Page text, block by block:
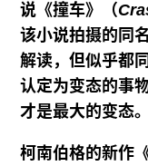
说《撞车》（
该小说拍摄的同
解读，但似乎都
认定为变态的事
才是最大的变态
柯南伯格的新作